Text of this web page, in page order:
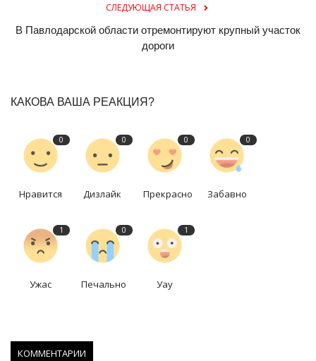
СЛЕДУЮЩАЯ СТАТЬЯ
В Павлодарской области отремонтируют крупный участок
дороги
КАКОВА ВАША РЕАКЦИЯ?
0
Нравится
0
Дизлайк
0
Прекрасно
0
Забавно
1
Ужас
0
Печально
1
Уау
КОММЕНТАРИИ